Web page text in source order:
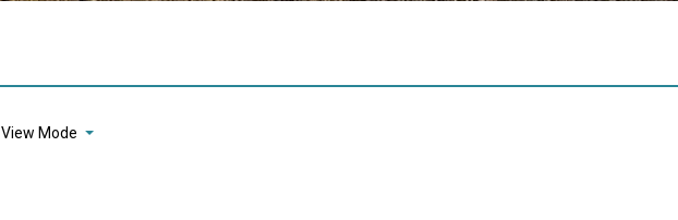
View Mode